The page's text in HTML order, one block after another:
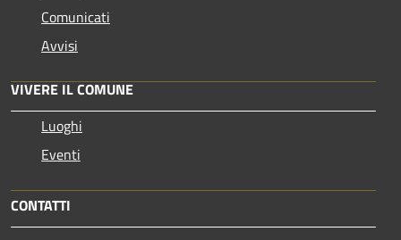
Comunicati
Avvisi
VIVERE IL COMUNE
Luoghi
Eventi
CONTATTI